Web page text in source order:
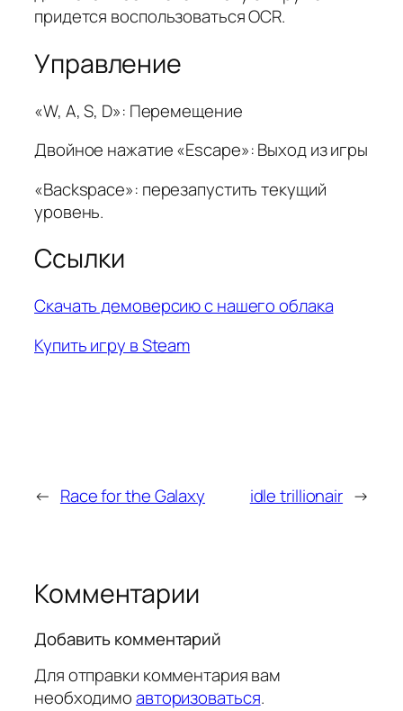
придется воспользоваться OCR.
Управление
«W, A, S, D»: Перемещение
Двойное нажатие «Escape»: Выход из игры
«Backspace»: перезапустить текущий
уровень.
Ссылки
Скачать демоверсию с нашего облака
Купить игру в Steam
← Race for the Galaxy idle trillionair →
Комментарии
Добавить комментарий
Для отправки комментария вам
необходимоавторизоваться.